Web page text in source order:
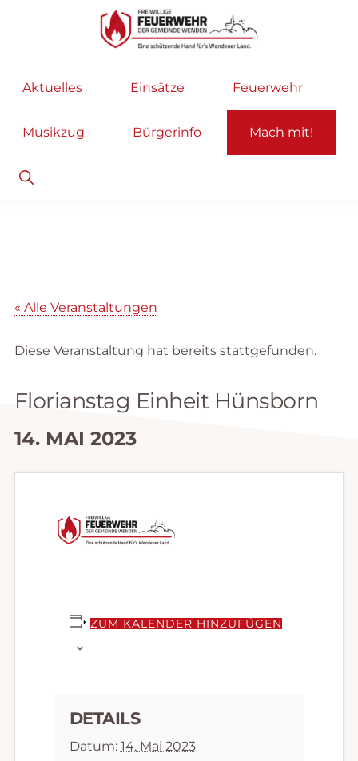
Hauptnavigation
Feuerwehr
helfen
selbstverständlich!
Aktuelles Einsätze Feuerwehr
Musikzug Bürgerinfo Mach mit!
Show
Search
« Alle Veranstaltungen
Diese Veranstaltung hat bereits stattgefunden.
Florianstag Einheit Hünsborn
14. MAI 2023
ZUM KALENDER HINZUFÜGEN
DETAILS
Datum: 14. Mai 2023